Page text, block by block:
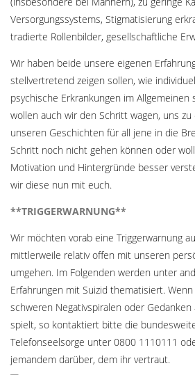
Versorgungssystems, Stigmatisierung
tradierte Rollenbilder, gesellschaftliche
Wir haben beide unsere eigenen
stellvertretend zeigen sollen, wie
psychische Erkrankungen im Allgemeinen
wollen auch wir den Schritt wagen, uns
unseren Geschichten für all jene in die
Schritt noch nicht gehen können oder
Motivation und Hintergründe besser
wir diese nun mit euch.
**TRIGGERWARNUNG**
Wir möchten vorab eine Triggerwarnung
mittlerweile relativ offen mit unseren
umgehen. Im Folgenden werden unter
Erfahrungen mit Suizid thematisiert.
schweren Negativspiralen oder Gedanken
spielt, so kontaktiert bitte die
Telefonseelsorge unter 0800 1110111
jemandem darüber, dem ihr vertraut.